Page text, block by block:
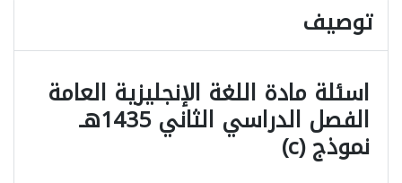
توصيف
اسئلة مادة اللغة الإنجليزية العامة
الفصل الدراسي الثاني 1435هـ
نموذج (c)